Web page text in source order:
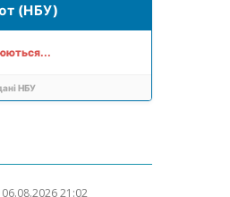
(НБУ)
НБУ
06.08.2026 21:02